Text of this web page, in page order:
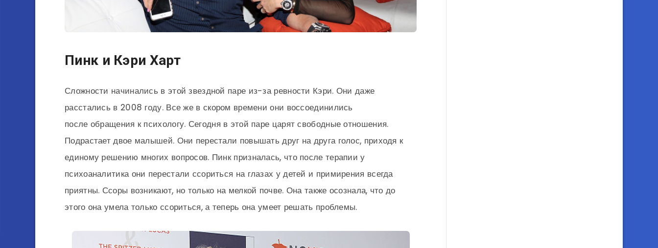
Пинк и Кэри Харт
Сложности начинались в этой звездной паре из-за ревности Кэри. Они даже
расстались в 2008 году. Все же в скором времени они воссоединились
после обращения к психологу. Сегодня в этой паре царят свободные отношения.
Подрастает двое малышей. Они перестали повышать друг на друга голос, приходя к
единому решению многих вопросов. Пинк призналась, что после терапии у
психоаналитика они перестали ссориться на глазах у детей и примирения всегда
приятны. Ссоры возникают, но только на мелкой почве. Она также осознала, что до
этого она умела только ссориться, а теперь она умеет решать проблемы.